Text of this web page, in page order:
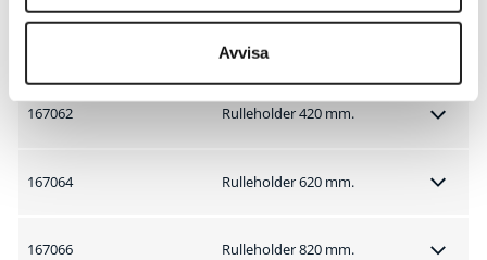
Avvisa
Rulleholder 320 mm.
167062 Rulleholder 420 mm.
167064 Rulleholder 620 mm.
167066 Rulleholder 820 mm.